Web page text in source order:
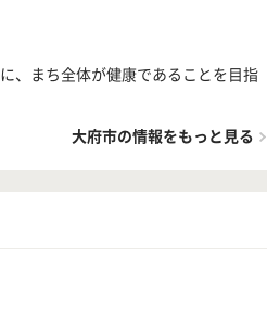
、まち全体が健康であることを目指
大府市の情報をもっと見る